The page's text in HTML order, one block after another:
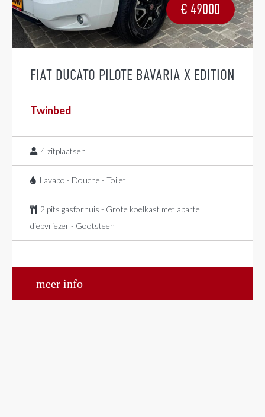
€ 49000
FIAT DUCATO PILOTE BAVARIA X EDITION
Twinbed
4zitplaatsen
Lavabo - Douche - Toilet
2 pits gasfornuis - Grote koelkast met aparte
diepvriezer - Gootsteen
meer info